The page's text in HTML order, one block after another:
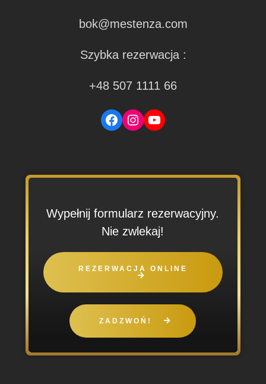
bok@mestenza.com
Szybka rezerwacja :
+48 507 1111 66
Facebook
Instagram
YouTube
Wypełnij formularz rezerwacyjny.
Nie zwlekaj!
REZERWACJA ONLINE
ZADZWOŃ!